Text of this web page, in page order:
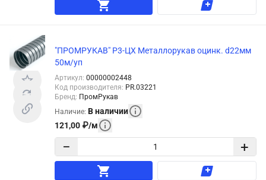
"ПРОМРУКАВ" Р3-ЦХ Металлорукав оцинк. d22мм
50м/уп
Артикул: 00000002448
Код производителя: PR.03221
Бренд: ПромРукав
Наличие: В наличии
121,00 ₽/м
− +